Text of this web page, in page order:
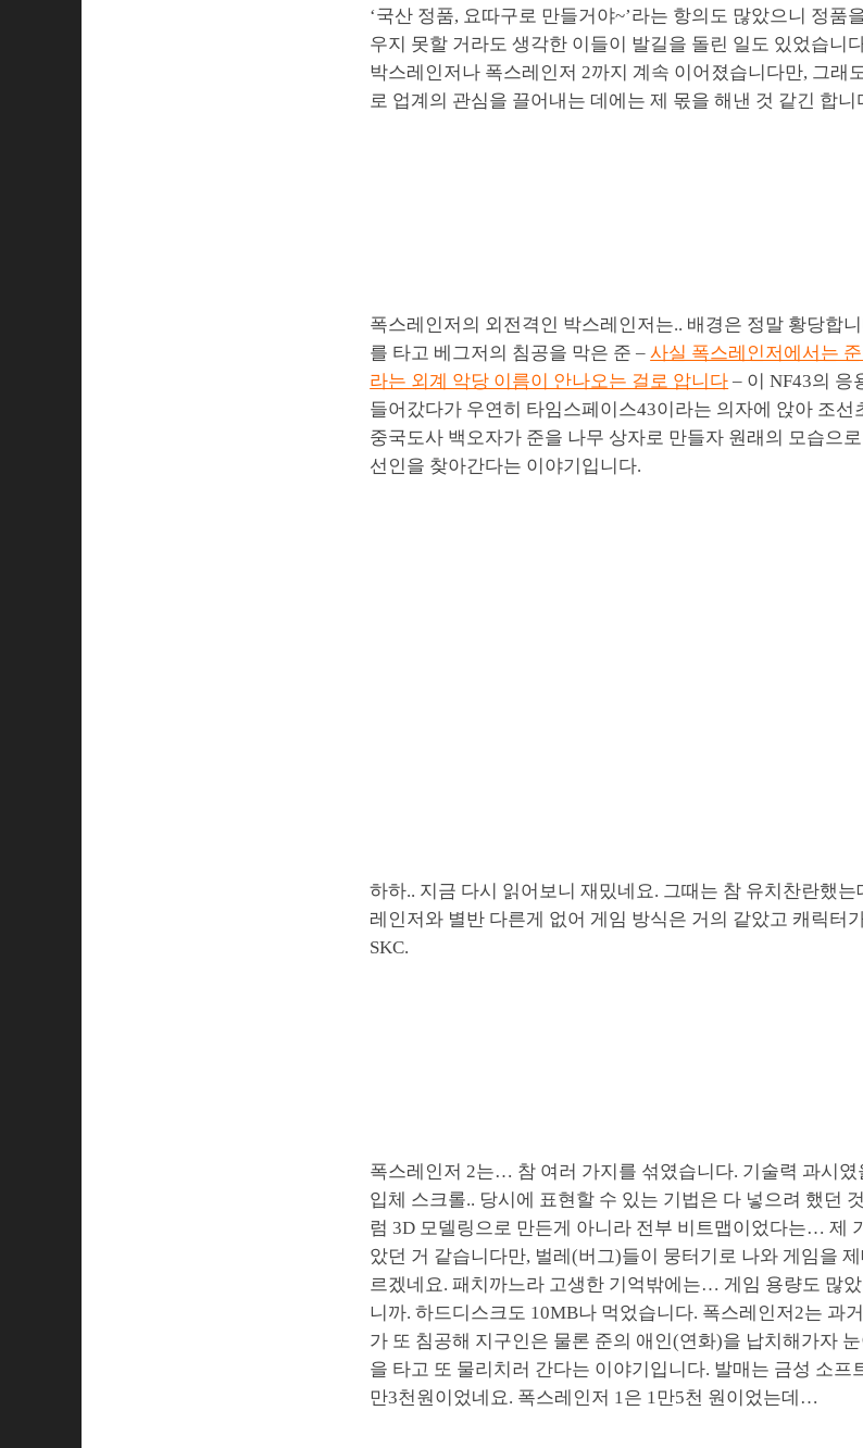
‘국산 정품, 요따구로 만들거야~’라는 항의도 많았으니 정품
우지 못할 거라도 생각한 이들이 발길을 돌린 일도 있었습니
박스레인저나 폭스레인저 2까지 계속 이어졌습니다만, 그래
로 업계의 관심을 끌어내는 데에는 제 몫을 해낸 것 같긴 합니
폭스레인저의 외전격인 박스레인저는.. 배경은 정말 황당합
를 타고 베그저의 침공을 막은 준 –사실 폭스레인저에서는
라는 외계 악당 이름이 안나오는 걸로 압니다 – 이 NF43의 응
들어갔다가 우연히 타임스페이스43이라는 의자에 앉아 조선
중국도사 백오자가 준을 나무 상자로 만들자 원래의 모습으
선인을 찾아간다는 이야기입니다.
하하.. 지금 다시 읽어보니 재밌네요. 그때는 참 유치찬란했
레인저와 별반 다른게 없어 게임 방식은 거의 같았고 캐릭터
SKC.
폭스레인저 2는… 참 여러 가지를 섞였습니다. 기술력 과시였
입체 스크롤.. 당시에 표현할 수 있는 기법은 다 넣으려 했던
럼 3D 모델링으로 만든게 아니라 전부 비트맵이었다는… 제
았던 거 같습니다만, 벌레(버그)들이 뭉터기로 나와 게임을
르겠네요. 패치까느라 고생한 기억밖에는… 게임 용량도 많
니까. 하드디스크도 10MB나 먹었습니다. 폭스레인저2는 과
가 또 침공해 지구인은 물론 준의 애인(연화)을 납치해가자
을 타고 또 물리치러 간다는 이야기입니다. 발매는 금성 소프
만3천원이었네요. 폭스레인저 1은 1만5천 원이었는데…